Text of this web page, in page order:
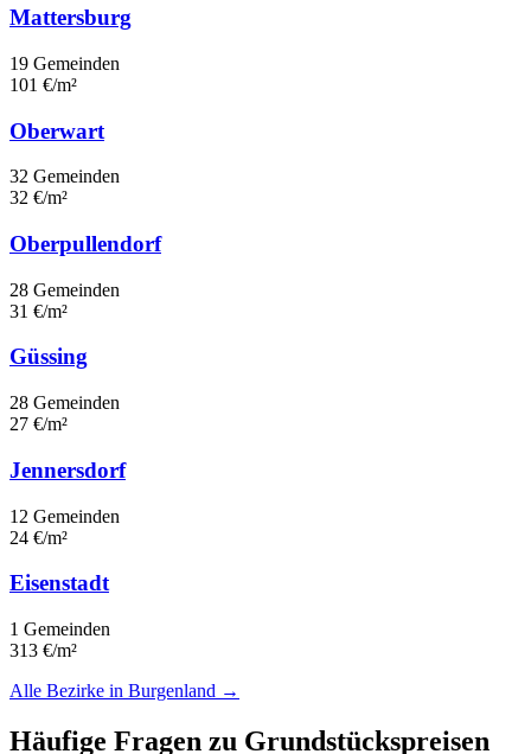
Mattersburg
19 Gemeinden
101 €/m²
Oberwart
32 Gemeinden
32 €/m²
Oberpullendorf
28 Gemeinden
31 €/m²
Güssing
28 Gemeinden
27 €/m²
Jennersdorf
12 Gemeinden
24 €/m²
Eisenstadt
1 Gemeinden
313 €/m²
Alle Bezirke in Burgenland →
Häufige Fragen zu Grundstückspreisen